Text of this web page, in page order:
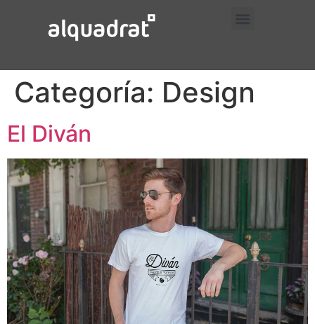
Categoría: Design
El Diván